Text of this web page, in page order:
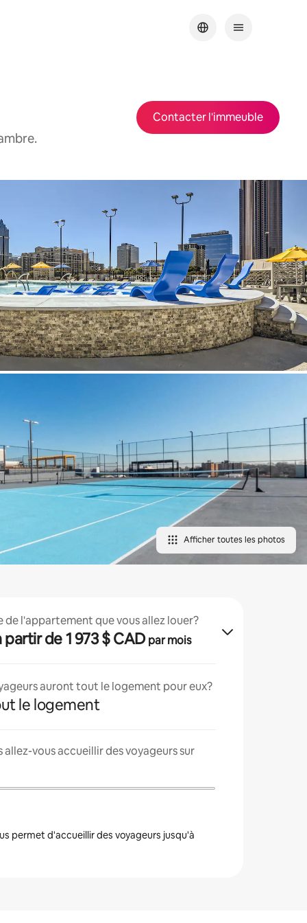
Contacter l'immeuble
Afficher toutes les photos
de l'appartement que vous allez louer?
à partir de 1 973 $ CADpar mois
auront tout le logement pour eux?
le logement
allez-vous accueillir des voyageurs sur
permet d'accueillir des voyageurs jusqu'à